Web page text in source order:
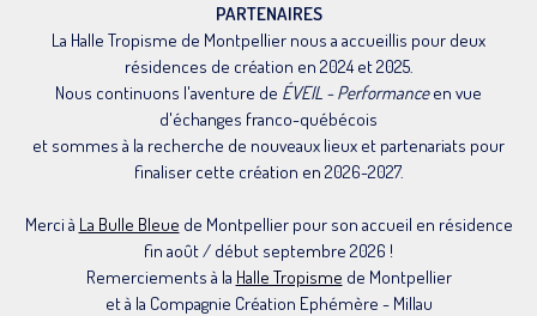
PARTENAIRES
La Halle Tropisme de Montpellier nous a accueillis pour deux
résidences de création en 2024 et 2025.
Nous continuons l'aventure de ÉVEIL - Performanceen vue
d'échanges franco-québécois
et sommes à la recherche de nouveaux lieux et partenariats pour
finaliser cette création en 2026-2027.
Merci à La Bulle Bleue de Montpellier pour son accueil en résidence
fin août / début septembre 2026 !
Remerciements à la Halle Tropisme de Montpellier
et à la Compagnie Création Ephémère - Millau